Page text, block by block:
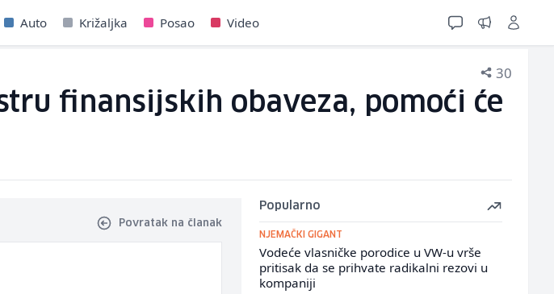
Auto Križaljka Posao Video
30
finansijskih obaveza, pomoći će
Povratak na članak
Popularno
NJEMAČKI GIGANT
Vodeće vlasničke porodice u VW-u vrše
pritisak da se prihvate radikalni rezovi u
kompaniji